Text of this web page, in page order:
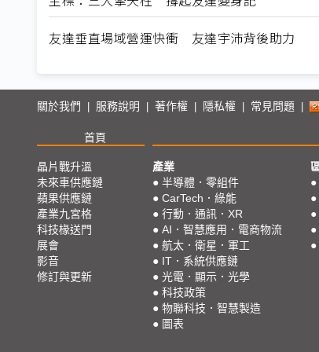
友達垂直場域營運快衝 友達宇沛背後助力
關於我們 服務說明 著作權 隱私權 常見問題
首頁
晶片戰升溫
未來車供應鏈
蘋果供應鏈
產業九宮格
科技椽送門
展會
影音
修訂與更新
產業
● 半導體．零組件
● CarTech．綠能
● 行動．通訊．XR
● AI．智慧應用．電商物流
● 航太．衛星．軍工
● IT．系統供應鏈
● 光電．顯示．光學
● 科技政策
● 物聯科技．智慧製造
● 圖表
●
●
●
●
●